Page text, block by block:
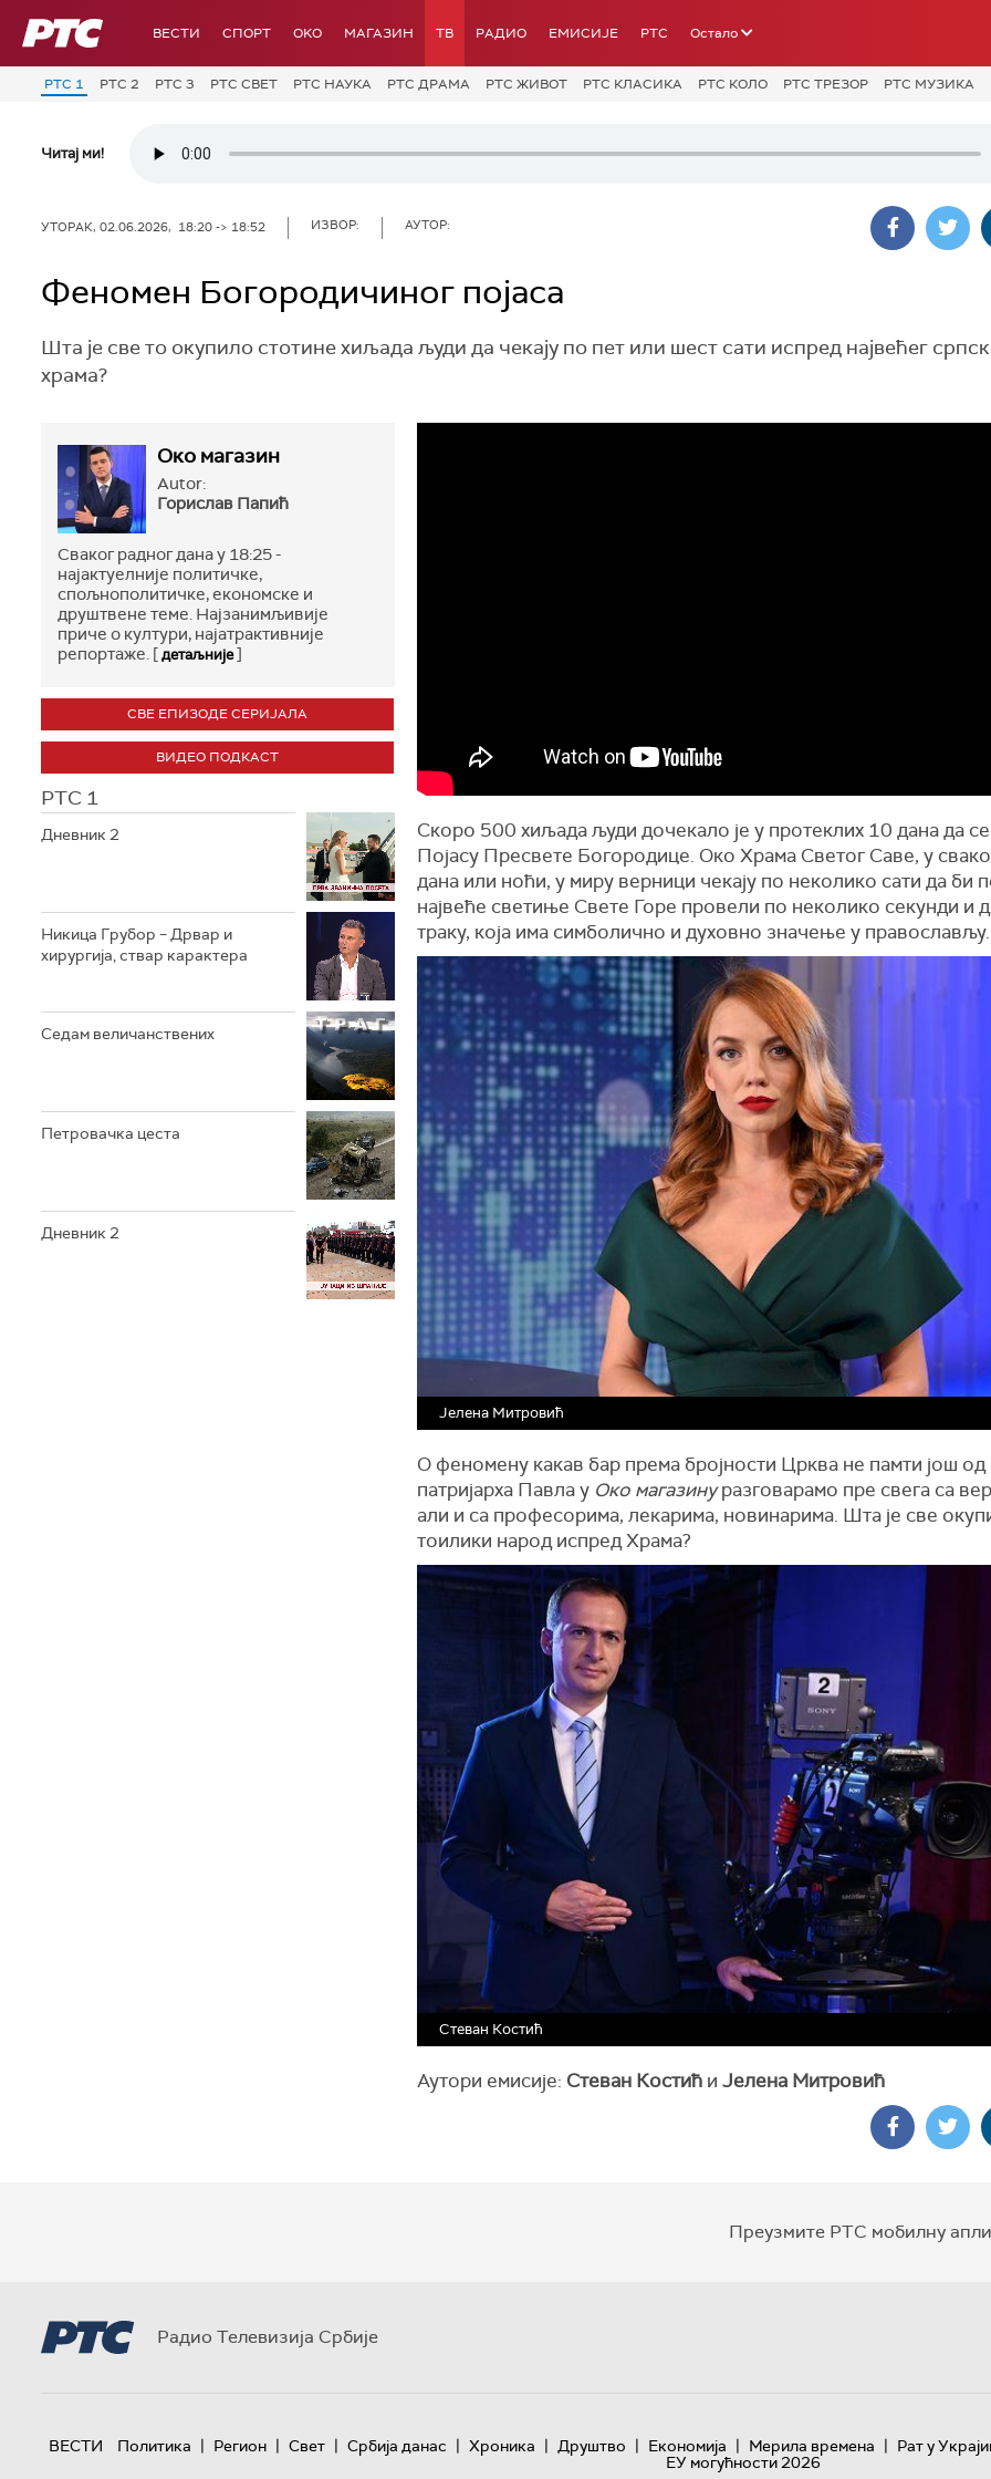
РТС ВЕСТИ СПОРТ OKO МАГАЗИН ТВ РАДИО ЕМИСИЈЕ РТС Остало
РТС 1 РТС 2 РТС 3 РТС СВЕТ РТС НАУКА РТС ДРАМА РТС ЖИВОТ РТС КЛАСИКА РТС КОЛО РТС ТРЕЗОР РТС МУЗИКА
Читај ми!
УТОРАК, 02.06.2026, 18:20 -> 18:52 ИЗВОР: АУТОР:
Феномен Богородичиног појаса
Шта је све то окупило стотине хиљада људи да чекају по пет или шест сати испред највећег
храма?
Око магазин
Autor:
Горислав Папић
Сваког радног дана у 18:25 -
најактуелније политичке,
спољнополитичке, економске и
друштвене теме. Најзанимљивије
приче о култури, најатрактивније
репортаже. [детаљније]
СВЕ ЕПИЗОДЕ СЕРИЈАЛА
ВИДЕО ПОДКАСТ
РТС 1
Дневник 2
Никица Грубор – Дрвар и
хирургија, ствар карактера
Седам величанствених
Петровачка цеста
Дневник 2
Скоро 500 хиљада људи дочекало је у протеклих 10 дана да
Појасу Пресвете Богородице. Око Храма Светог Саве, у
дана или ноћи, у миру верници чекају по неколико сати да би
највеће светиње Свете Горе провели по неколико секунди и
траку, која има симболично и духовно значење у православљу.
Јелена Митровић
О феномену какав бар према бројности Црква не памти још од
патријарха Павла у Око магазинуразговарамо пре свега са
али и са професорима, лекарима, новинарима. Шта је све
тоилики народ испред Храма?
Стеван Костић
Аутори емисије: Стеван Костић и Јелена Митровић
Преузмите РТС мобилну
Радио Телевизија Србије
ВЕСТИ Политика | Регион | Свет | Србија данас | Хроника | Друштво | Економија | Мерила времена | Рат у
ЕУ могућности 2026